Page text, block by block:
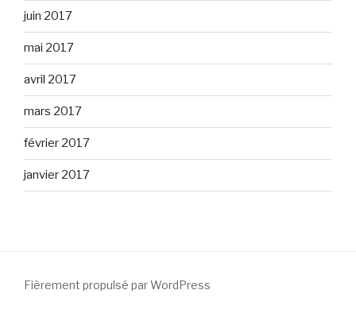
juin 2017
mai 2017
avril 2017
mars 2017
février 2017
janvier 2017
Fièrement propulsé par WordPress